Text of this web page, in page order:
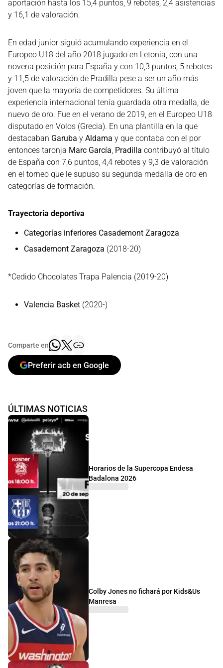
aportación hasta los 15,4 puntos, 9 rebotes, 2,4 asistencias
y 16,1 de valoración.
En edad junior siguió acumulando experiencia en el
Europeo U18 del año 2018 jugado en Letonia, con una
novena posición para España y con 10,3 puntos, 5 rebotes
y 11,5 de valoración de Pradilla pese a ser un año más
joven que la mayoría de competidores. Su última
experiencia internacional tenía guardada otra medalla, de
nuevo de oro. Fue en el verano de 2019, en el Europeo U18
disputado en Volos (Grecia). En una plantilla en la que
destacaban Garuba y Aldama y que contaba con el por
entonces taronja Marc García, Pradilla contribuyó al título
de España con 7,6 puntos, 4,4 rebotes y 9,3 de valoración
en el torneo que le supuso su segunda medalla de oro en
categorías de formación.
Trayectoria deportiva
Categorías inferiores Casademont Zaragoza
Casademont Zaragoza (2018-20)
*Cedido Chocolates Trapa Palencia (2019-20)
Valencia Basket (2020-)
Comparte en
Preferir acb en Google
ÚLTIMAS NOTICIAS
Horarios de la Supercopa Endesa
Badalona 2026
Colby Jones no fichará por Kids&Us
Manresa